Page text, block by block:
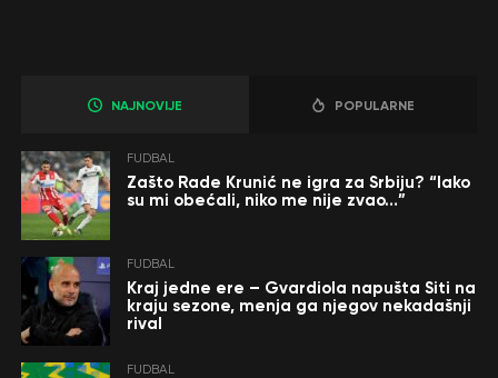
NAJNOVIJE POPULARNE
FUDBAL
Zašto Rade Krunić ne igra za Srbiju? “Iako
su mi obećali, niko me nije zvao…”
FUDBAL
Kraj jedne ere – Gvardiola napušta Siti na
kraju sezone, menja ga njegov nekadašnji
rival
FUDBAL